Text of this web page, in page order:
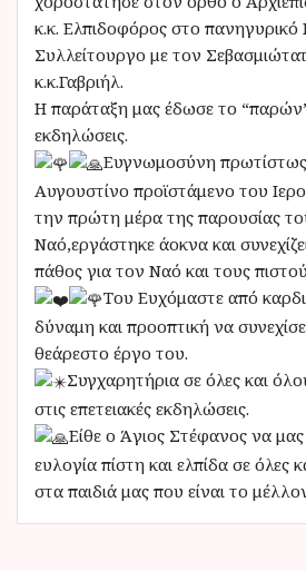
κ.κ. Ελπιδοφόρος στο πανηγυρικό
Συλλείτουργο με τον
κ.κ.Γαβριήλ.
Η παράταξη μας έδωσε το “παρών”
εκδηλώσεις.
Ευγνωμοσύνη
Αυγουστίνο προϊστάμενο του
την πρώτη μέρα της παρουσίας
Ναό,εργάστηκε άοκνα και
πάθος για τον Ναό και τους
Του Ευχόμαστε από
δύναμη και προοπτική να
θεάρεστο έργο του.
Συγχαρητήρια σε όλες και
στις επετειακές εκδηλώσεις.
Είθε ο Άγιος Στέφανος να μας
ευλογία πίστη και ελπίδα σε όλες
στα παιδιά μας που είναι το